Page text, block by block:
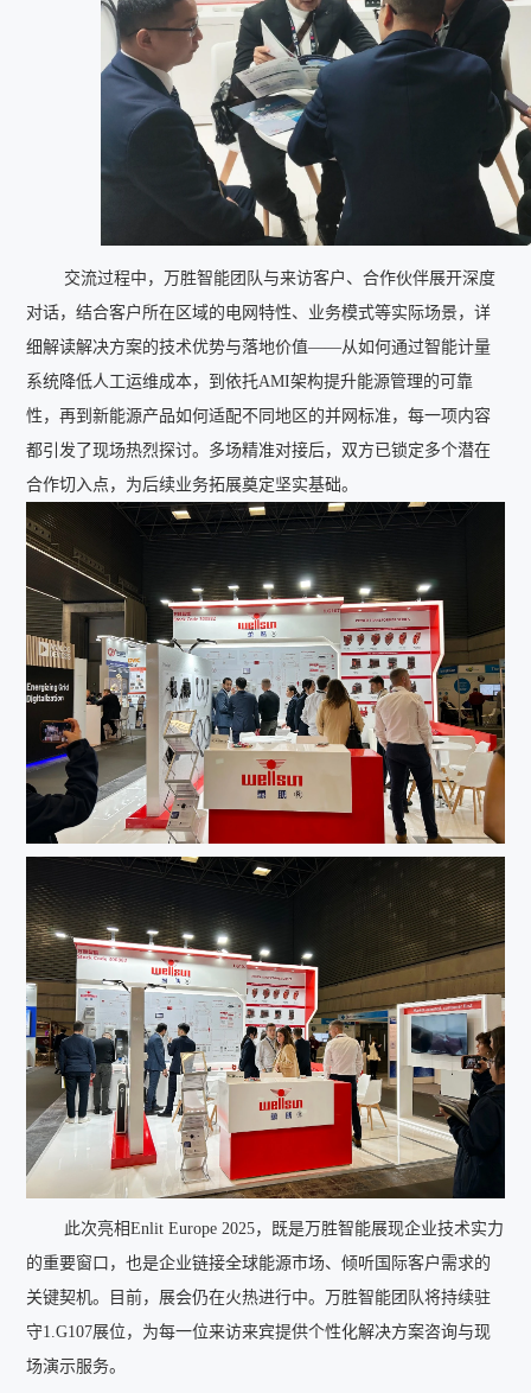
交流过程中，万胜智能团队与来访客户、合作伙伴展开深度
对话，结合客户所在区域的电网特性、业务模式等实际场景，详
细解读解决方案的技术优势与落地价值——从如何通过智能计量
系统降低人工运维成本，到依托AMI架构提升能源管理的可靠
性，再到新能源产品如何适配不同地区的并网标准，每一项内容
都引发了现场热烈探讨。多场精准对接后，双方已锁定多个潜在
合作切入点，为后续业务拓展奠定坚实基础。
此次亮相Enlit Europe 2025，既是万胜智能展现企业技术实力
的重要窗口，也是企业链接全球能源市场、倾听国际客户需求的
关键契机。目前，展会仍在火热进行中。万胜智能团队将持续驻
守1.G107展位，为每一位来访来宾提供个性化解决方案咨询与现
场演示服务。